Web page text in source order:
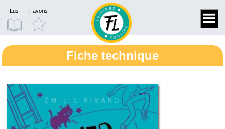
Lus Favoris
Fiche technique